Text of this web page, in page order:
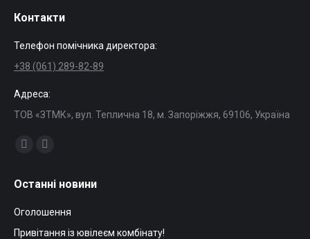
Контакти
Телефон помічника директора:
+38 (061) 289-82-89
Адреса:
ТОВ «ЗТМК», вул. Теплична 18, м. Запоріжжя, 69106, Україна
Find us on:
opensopens
Останні новини
Оголошення
Привітання із ювілеєм комбінату!